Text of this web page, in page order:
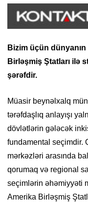
Bizim üçün
Birləşmiş Ştatları ilə
şərəfdir.
Müasir beynəlxalq
tərəfdaşlıq anlayışı
dövlətlərin gələcək
fundamental seçimdir.
mərkəzləri arasında
qorumaq və regional
seçimlərin əhəmiyyəti
Amerika Birləşmiş